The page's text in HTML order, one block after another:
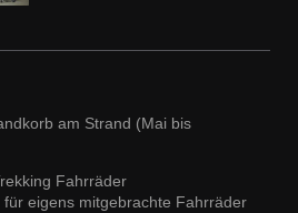
am Strand (Mai bis
Fahrräder
eigens mitgebrachte Fahrräder